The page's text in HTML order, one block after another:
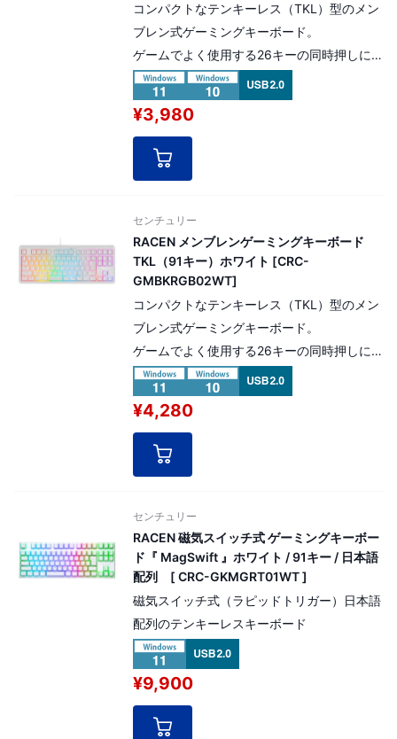
コンパクトなテンキーレス（TKL）型のメン
ブレン式ゲーミングキーボード。
ゲームでよく使用する26キーの同時押しに
対応。
RGB-LED搭載。9種の発光パターンでシーン
に合わせたカスタマイズが可能。
¥3,980
センチュリー
RACEN メンブレンゲーミングキーボード
TKL（91キー）ホワイト [CRC-
GMBKRGB02WT]
コンパクトなテンキーレス（TKL）型のメン
ブレン式ゲーミングキーボード。
ゲームでよく使用する26キーの同時押しに
対応。
RGB-LED搭載。9種の発光パターンでシーン
に合わせたカスタマイズが可能。
¥4,280
センチュリー
RACEN 磁気スイッチ式 ゲーミングキーボー
ド『 MagSwift 』ホワイト / 91キー / 日本語
配列 [ CRC-GKMGRT01WT ]
磁気スイッチ式（ラピッドトリガー）日本語
配列のテンキーレスキーボード
¥9,900